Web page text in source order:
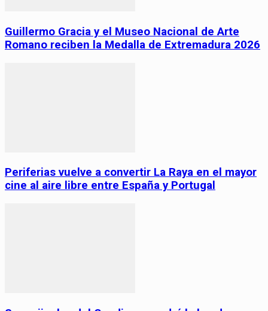
Guillermo Gracia y el Museo Nacional de Arte
Romano reciben la Medalla de Extremadura 2026
Periferias vuelve a convertir La Raya en el mayor
cine al aire libre entre España y Portugal